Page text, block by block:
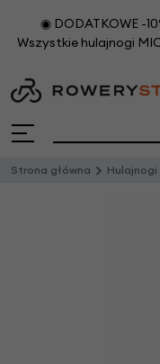
◉ DODATKOWE -
Wszystkie hulajnogi
Strona główna Hulajnogi